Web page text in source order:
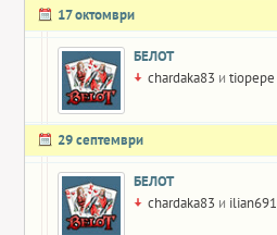
17 октомври
БЕЛОТ
chardaka83 и tiopepe
29 септември
БЕЛОТ
chardaka83 и